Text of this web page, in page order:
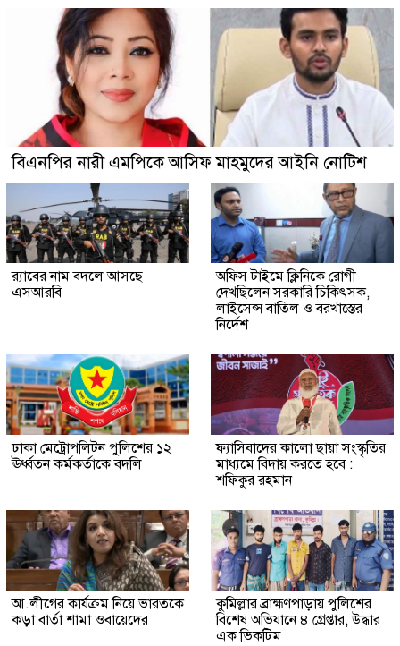
বিএনপির নারী এমপিকে আসিফ মাহমুদের আইনি নোটিশ
র‍্যাবের নাম বদলে আসছে
এসআরবি
অফিস টাইমে ক্লিনিকে রোগী
দেখছিলেন সরকারি চিকিৎসক,
লাইসেন্স বাতিল ও বরখাস্তের
নির্দেশ
ঢাকা মেট্রোপলিটন পুলিশের ১২
ঊর্ধ্বতন কর্মকর্তাকে বদলি
ফ্যাসিবাদের কালো ছায়া সংস্কৃতির
মাধ্যমে বিদায় করতে হবে :
শফিকুর রহমান
আ.লীগের কার্যক্রম নিয়ে ভারতকে
কড়া বার্তা শামা ওবায়েদের
কুমিল্লার ব্রাহ্মণপাড়ায় পুলিশের
বিশেষ অভিযানে ৪ গ্রেপ্তার, উদ্ধার
এক ভিকটিম